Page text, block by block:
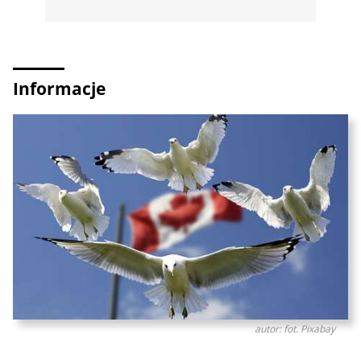
Informacje
autor: fot. Pixabay